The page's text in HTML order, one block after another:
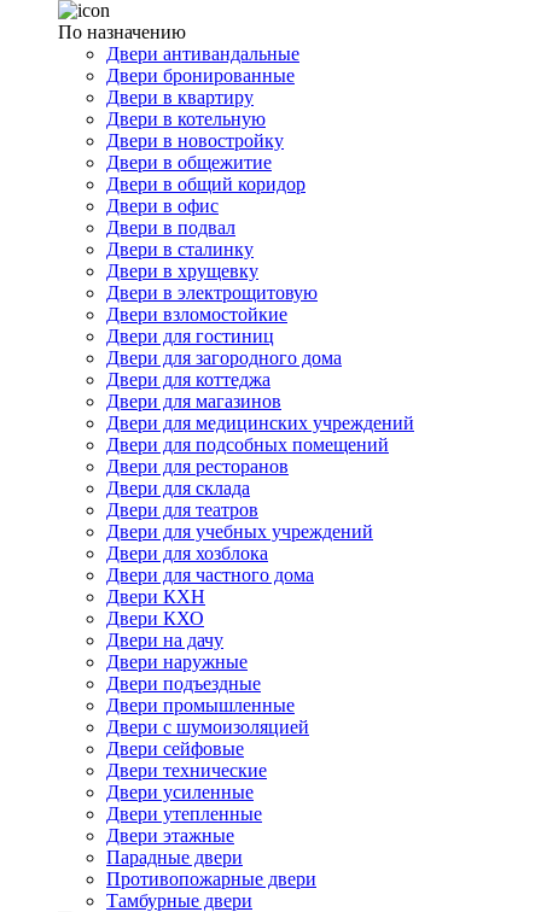
По назначению
Двери антивандальные
Двери бронированные
Двери в квартиру
Двери в котельную
Двери в новостройку
Двери в общежитие
Двери в общий коридор
Двери в офис
Двери в подвал
Двери в сталинку
Двери в хрущевку
Двери в электрощитовую
Двери взломостойкие
Двери для гостиниц
Двери для загородного дома
Двери для коттеджа
Двери для магазинов
Двери для медицинских учреждений
Двери для подсобных помещений
Двери для ресторанов
Двери для склада
Двери для театров
Двери для учебных учреждений
Двери для хозблока
Двери для частного дома
Двери КХН
Двери КХО
Двери на дачу
Двери наружные
Двери подъездные
Двери промышленные
Двери с шумоизоляцией
Двери сейфовые
Двери технические
Двери усиленные
Двери утепленные
Двери этажные
Парадные двери
Противопожарные двери
Тамбурные двери